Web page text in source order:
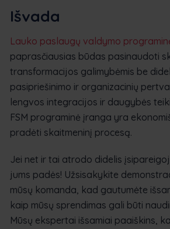
Išvada
Lauko paslaugų valdymo
paprasčiausias būdas pasinaudoti
transformacijos galimybėmis be
pasipriešinimo ir organizacinių
lengvos integracijos ir daugybės
FSM programinė įranga yra
pradėti skaitmeninį procesą.
Jei net ir tai atrodo didelis
jums padės! Užsisakykite
mūsų komanda, kad gautumėte
kaip mūsų sprendimas gali būti
Mūsų ekspertai išsamiai paaiškins,